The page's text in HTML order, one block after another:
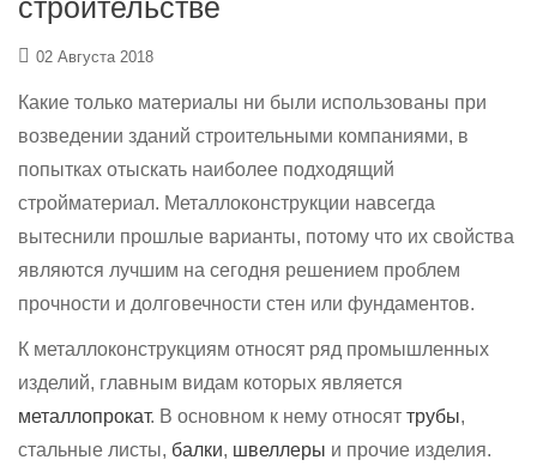
строительстве
02 Августа 2018
Какие только материалы ни были использованы при
возведении зданий строительными компаниями, в
попытках отыскать наиболее подходящий
стройматериал. Металлоконструкции навсегда
вытеснили прошлые варианты, потому что их свойства
являются лучшим на сегодня решением проблем
прочности и долговечности стен или фундаментов.
К металлоконструкциям относят ряд промышленных
изделий, главным видам которых является
металлопрокат. В основном к нему относят трубы,
стальные листы, балки, швеллеры и прочие изделия.